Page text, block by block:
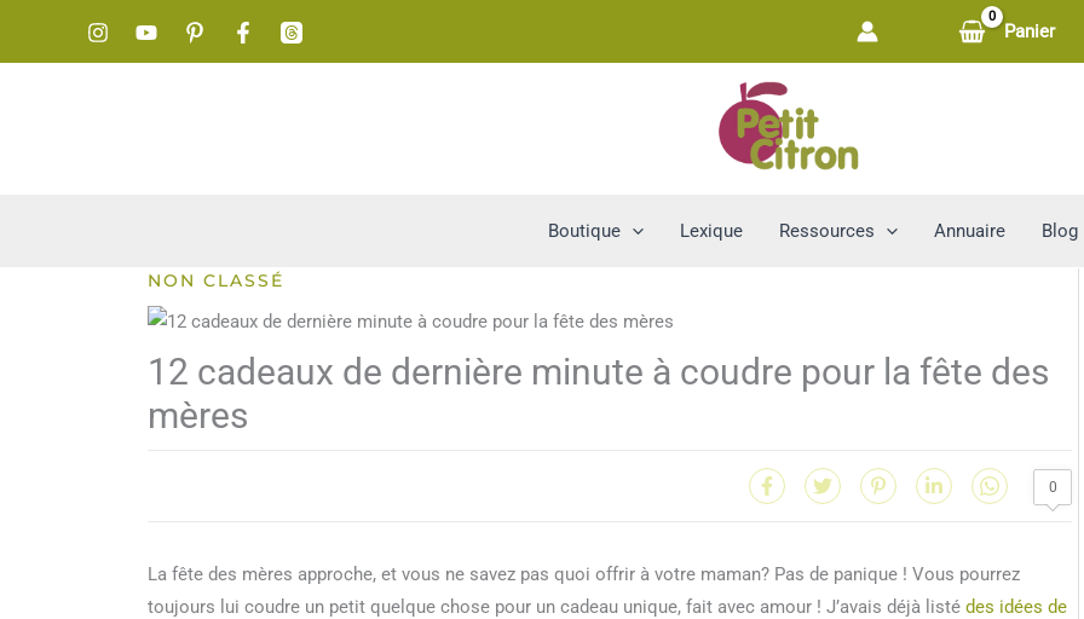
Panier
Boutique Lexique Ressources Annuaire Blog
NON CLASSÉ
12 cadeaux de dernière minute à coudre pour la fête des
mères
0
La fête des mères approche, et vous ne savez pas quoi offrir à votre maman? Pas de panique ! Vous pourrez
toujours lui coudre un petit quelque chose pour un cadeau unique, fait avec amour ! J’avais déjà listé des idées de